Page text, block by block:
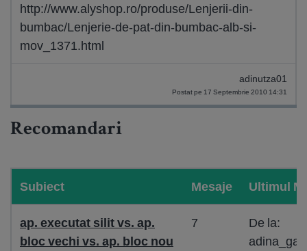
http://www.alyshop.ro/produse/Lenjerii-din-
bumbac/Lenjerie-de-pat-din-bumbac-alb-si-
mov_1371.html
adinutza01
Postat pe 17 Septembrie 2010 14:31
Recomandari
Subiect Mesaje Ultimul
ap. executat silit vs. ap.
bloc vechi vs. ap. bloc nou
7
De la: